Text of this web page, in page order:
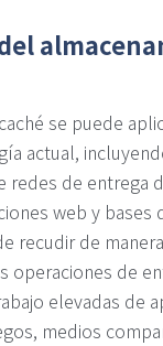
se puede
actual,
redes de entrega
web y bases
recudir de
operaciones de
elevadas de
medios